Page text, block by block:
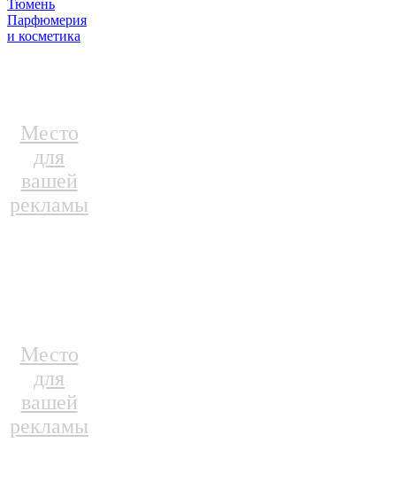
Тюмень
Парфюмерия
и косметика
Место
для
вашей
рекламы
Место
для
вашей
рекламы